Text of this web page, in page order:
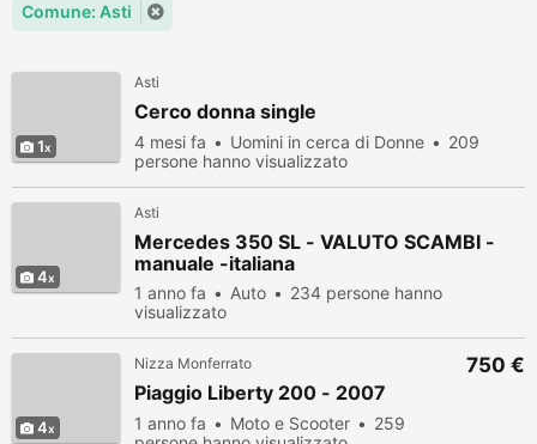
Comune: Asti
1
Asti
Cerco donna single
4 mesi fa Uomini in cerca di Donne
209
persone hanno visualizzato
4
Asti
Mercedes 350 SL - VALUTO SCAMBI -
manuale -italiana
1 anno fa Auto
234 persone hanno
visualizzato
4
Nizza Monferrato
Piaggio Liberty 200 - 2007
1 anno fa Moto e Scooter
259
750 €